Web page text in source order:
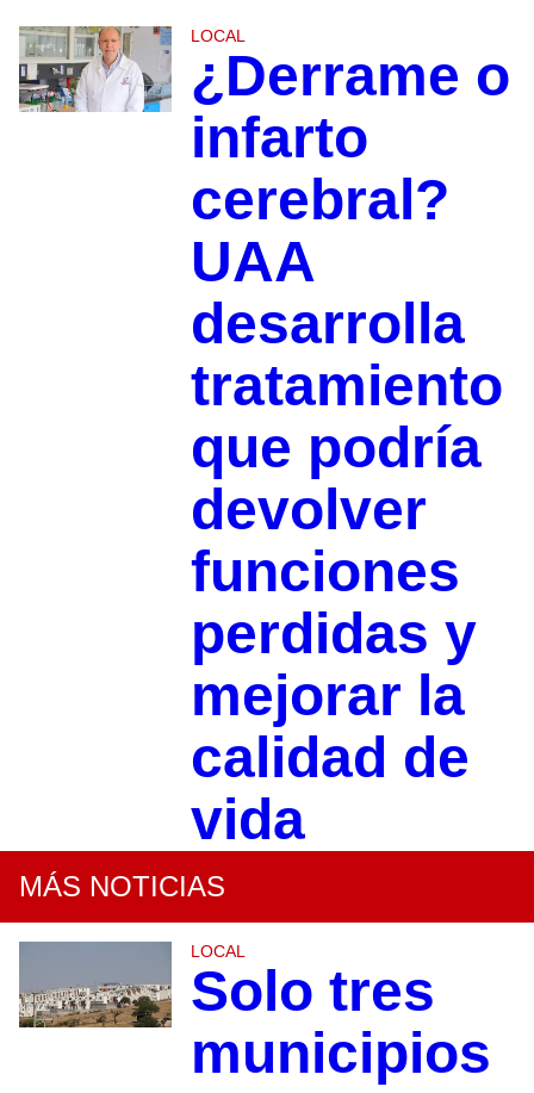
LOCAL
¿Derrame o
infarto
cerebral?
UAA
desarrolla
tratamiento
que podría
devolver
funciones
perdidas y
mejorar la
calidad de
vida
MÁS NOTICIAS
LOCAL
Solo tres
municipios